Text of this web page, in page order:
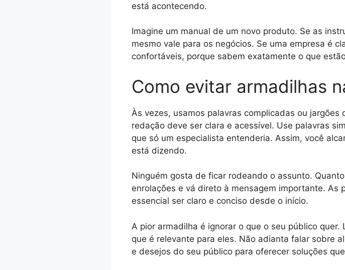
está acontecendo.
Imagine um manual de um novo produto. Se as
mesmo vale para os negócios. Se uma empresa é
confortáveis, porque sabem exatamente o que
Como evitar armadilhas
Às vezes, usamos palavras complicadas ou
redação deve ser clara e acessível. Use palavras
que só um especialista entenderia. Assim, você
está dizendo.
Ninguém gosta de ficar rodeando o assunto.
enrolações e vá direto à mensagem importante. As
essencial ser claro e conciso desde o início.
A pior armadilha é ignorar o que o seu público
que é relevante para eles. Não adianta falar sobre
e desejos do seu público para oferecer soluções